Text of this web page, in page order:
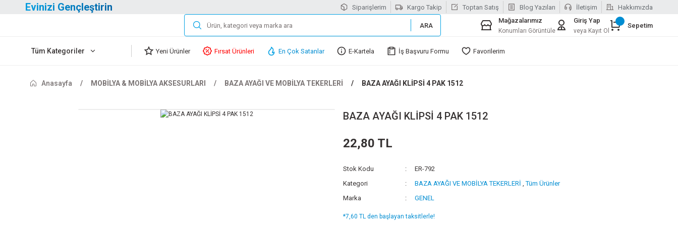
Evinizi Gençleştirin Siparişlerim Kargo Takip Toptan Satış Blog Yazıları İletişim Hakkımızda
ARA
Mağazalarımız
Konumları Görüntüle
Giriş Yap
veya Kayıt Ol
Sepetim
Tüm Kategoriler Yeni Ürünler Fırsat Ürünleri En Çok Satanlar E-Kartela İş Başvuru Formu Favorilerim
Anasayfa MOBİLYA & MOBİLYA AKSESURLARI BAZA AYAĞI VE MOBİLYA TEKERLERİ BAZA AYAĞI KLİPSİ 4 PAK 1512
BAZA AYAĞI KLİPSİ 4 PAK 1512
22,80 TL
Stok Kodu
ER-792
Kategori
BAZA AYAĞI VE MOBİLYA TEKERLERİ ,Tüm Ürünler
Marka
GENEL
*7,60 TL den başlayan taksitlerle!